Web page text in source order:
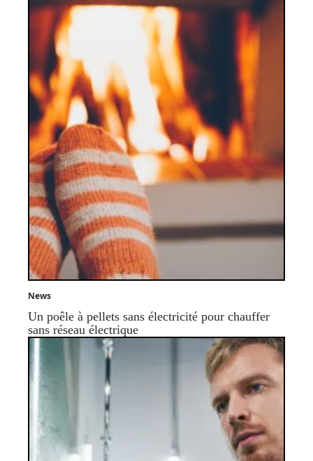
News
Un poêle à pellets sans électricité pour chauffer
sans réseau électrique